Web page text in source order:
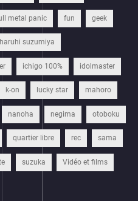
metal panic fun geek
haruhi suzumiya
ichigo 100% idolmaster
k-on lucky star mahoro
nanoha negima otoboku
quartier libre rec sama
suzuka Vidéo et films